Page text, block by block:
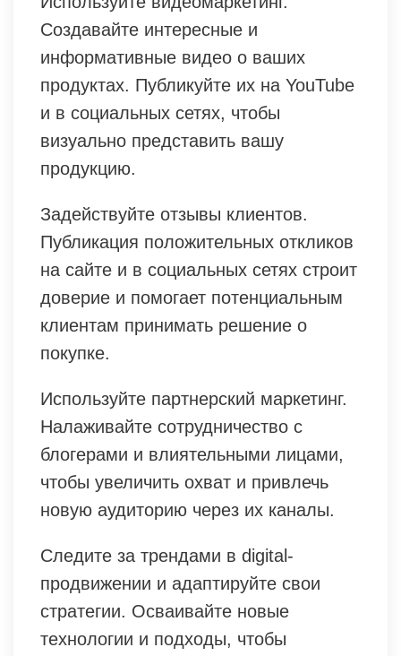
Создавайте интересные и
информативные видео о ваших
продуктах. Публикуйте их на YouTube
и в социальных сетях, чтобы
визуально представить вашу
продукцию.
Задействуйте отзывы клиентов.
Публикация положительных откликов
на сайте и в социальных сетях строит
доверие и помогает потенциальным
клиентам принимать решение о
покупке.
Используйте партнерский маркетинг.
Налаживайте сотрудничество с
блогерами и влиятельными лицами,
чтобы увеличить охват и привлечь
новую аудиторию через их каналы.
Следите за трендами в digital-
продвижении и адаптируйте свои
стратегии. Осваивайте новые
технологии и подходы, чтобы